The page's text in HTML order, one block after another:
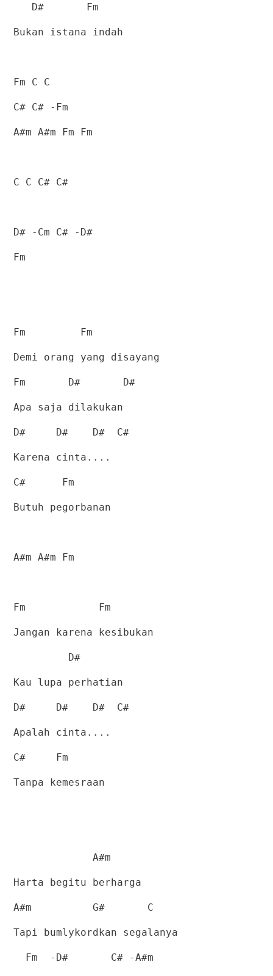
D# Fm
Bukan istana indah
Fm C C
C# C# -Fm
A#m A#m Fm Fm
C C C# C#
D# -Cm C# -D#
Fm
Fm Fm
Demi orang yang disayang
Fm D# D#
Apa saja dilakukan
D# D# D# C#
Karena cinta....
C# Fm
Butuh pegorbanan
A#m A#m Fm
Fm Fm
Jangan karena kesibukan
D#
Kau lupa perhatian
D# D# D# C#
Apalah cinta....
C# Fm
Tanpa kemesraan
A#m
Harta begitu berharga
A#m G# C
Tapi bumlykordkan segalanya
Fm -D# C# -A#m